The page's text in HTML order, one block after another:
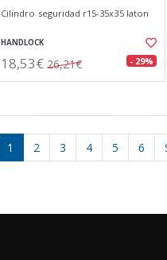
Cilindro seguridad r15-35x35 laton
HANDLOCK
18,53€ 26,21€ - 29%
1 2 3 4 5 6